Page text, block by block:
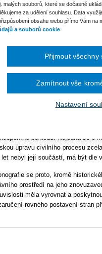
vydání 12/2022
stran 84
produktu E-kniha
Smarteca
978-80-7676-
pohledu. Nejedná se o
úpravu civilního procesu
let nebyl její součástí, má být dle
se proto, kromě
prostředí na jeho
měla vyrovnat a
rovného postavení stran
malých souborů, které se dočasně
za udělení souhlasu. Data
obsahu webu přímo Vám na
a souborů cookie
Nastavení
Zamítnout vše
Přijmout všechny